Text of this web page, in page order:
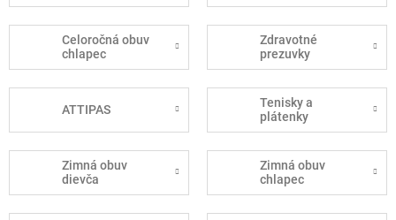
Celoročná obuv
chlapec
Zdravotné
prezuvky
ATTIPAS
Tenisky a
plátenky
Zimná obuv
dievča
Zimná obuv
chlapec